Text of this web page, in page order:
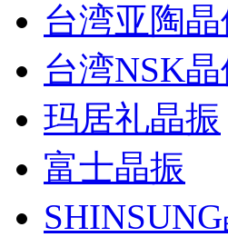
台湾亚陶
台湾NSK
玛居礼晶振
富士晶振